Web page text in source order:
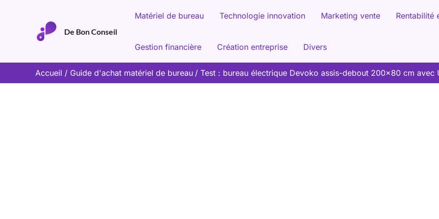
De Bon Conseil
Matériel de bureau Technologie innovation Marketing vente Rentabilité
Gestion financière Création entreprise Divers
Accueil Guide d'achat matériel de bureau Test : bureau électrique Devoko assis-debout 200×80 cm avec